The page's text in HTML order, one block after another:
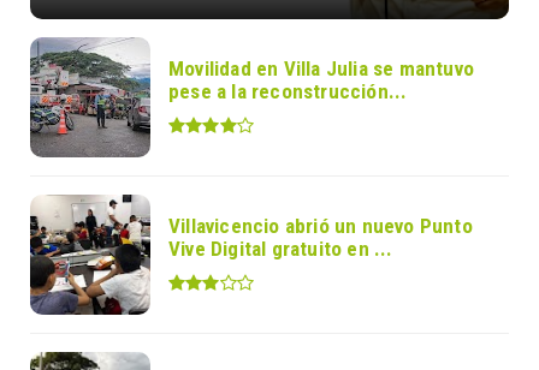
Movilidad en Villa Julia se mantuvo
pese a la reconstrucción...
Villavicencio abrió un nuevo Punto
Vive Digital gratuito en ...